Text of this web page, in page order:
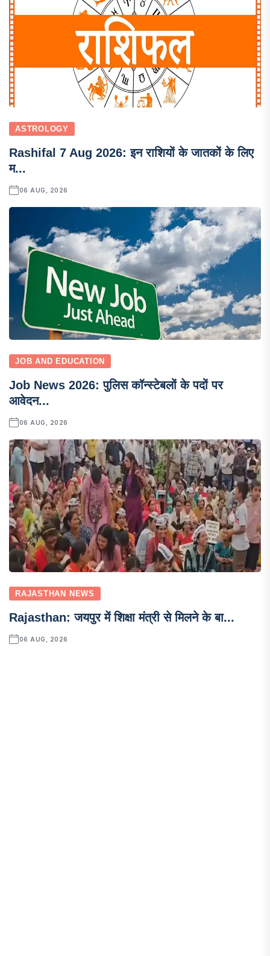
ASTROLOGY
Rashifal 7 Aug 2026: इन राशियों के जातकों के लिए
म...
06 AUG, 2026
JOB AND EDUCATION
Job News 2026: पुलिस कॉन्स्टेबलों के पदों पर
आवेदन...
06 AUG, 2026
RAJASTHAN NEWS
Rajasthan: जयपुर में शिक्षा मंत्री से मिलने के बा...
06 AUG, 2026